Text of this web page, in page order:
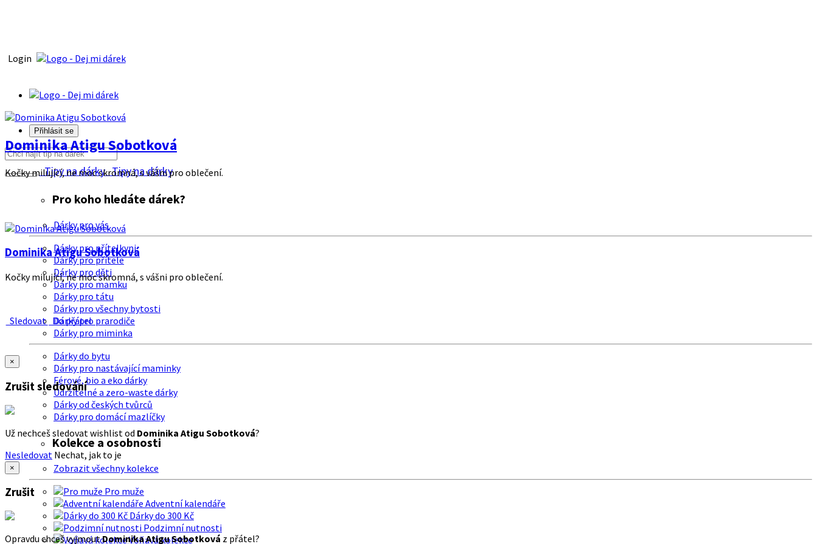
Login
Přihlásit se
Tipy na dárkyTipy na dárky
Pro koho hledáte dárek?
Dárky pro vás
Dárky pro přítelkyni
Dárky pro přítele
Dárky pro děti
Dárky pro mamku
Dárky pro tátu
Dárky pro všechny bytosti
Dárky pro prarodiče
Dárky pro miminka
Dárky do bytu
Dárky pro nastávající maminky
Férové, bio a eko dárky
Udržitelné a zero-waste dárky
Dárky od českých tvůrců
Dárky pro domácí mazlíčky
Kolekce a osobnosti
Zobrazit všechny kolekce
Pro muže
Adventní kalendáře
Dárky do 300 Kč
Podzimní nutnosti
Voňavá kolekce
Dominika Atigu Sobotková
Kočky milující, ne moc skromná, s vášni pro oblečení.
Dominika Atigu Sobotková
Kočky milující, ne moc skromná, s vášni pro oblečení.
Sledovat Do přátel
×
Zrušit sledování
Už nechceš sledovat wishlist od Dominika Atigu Sobotková?
Nesledovat Nechat, jak to je
×
Zrušit
Opravdu chceš vyjmoutDominika Atigu Sobotková z přátel?